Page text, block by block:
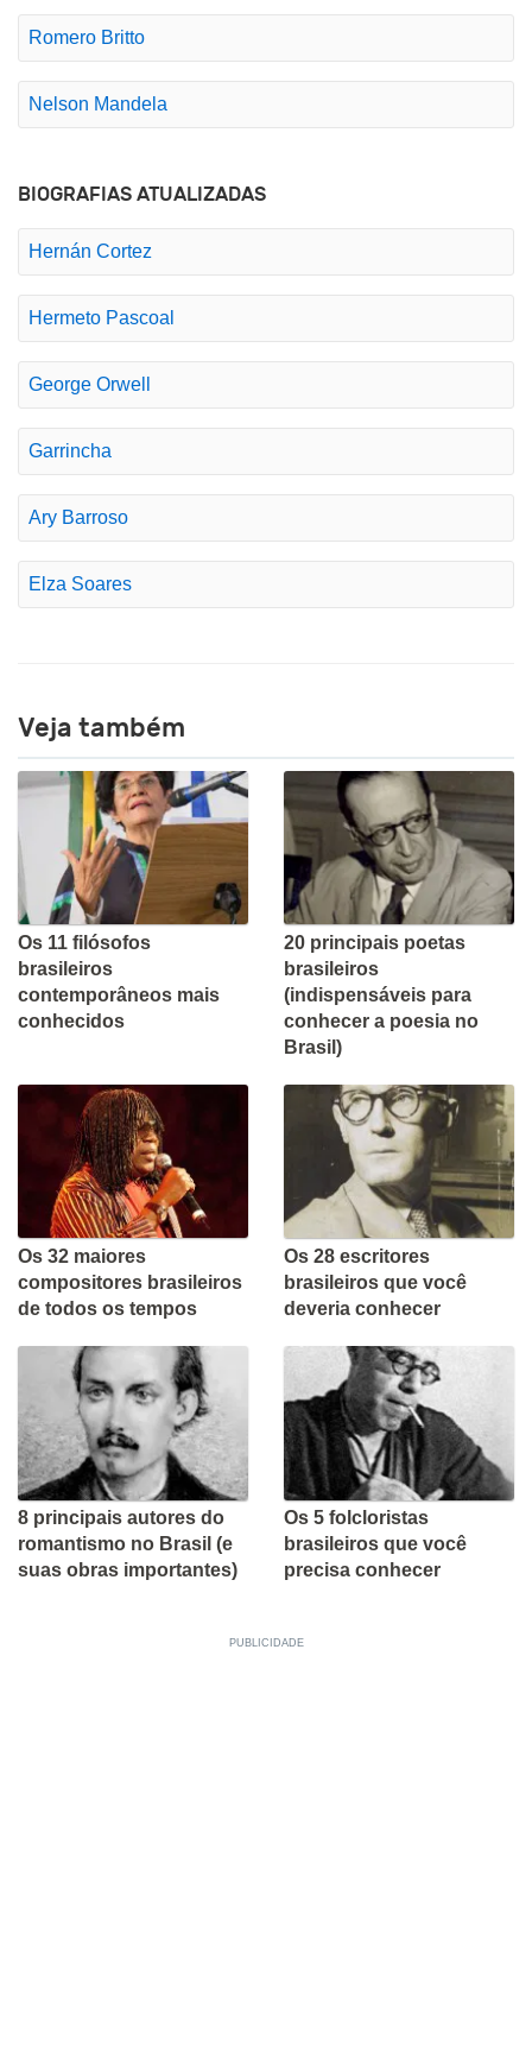
Romero Britto
Nelson Mandela
BIOGRAFIAS ATUALIZADAS
Hernán Cortez
Hermeto Pascoal
George Orwell
Garrincha
Ary Barroso
Elza Soares
Veja também
Os 11 filósofos
brasileiros
contemporâneos mais
conhecidos
20 principais poetas
brasileiros
(indispensáveis para
conhecer a poesia no
Brasil)
Os 32 maiores
compositores brasileiros
de todos os tempos
Os 28 escritores
brasileiros que você
deveria conhecer
8 principais autores do
romantismo no Brasil (e
suas obras importantes)
Os 5 folcloristas
brasileiros que você
precisa conhecer